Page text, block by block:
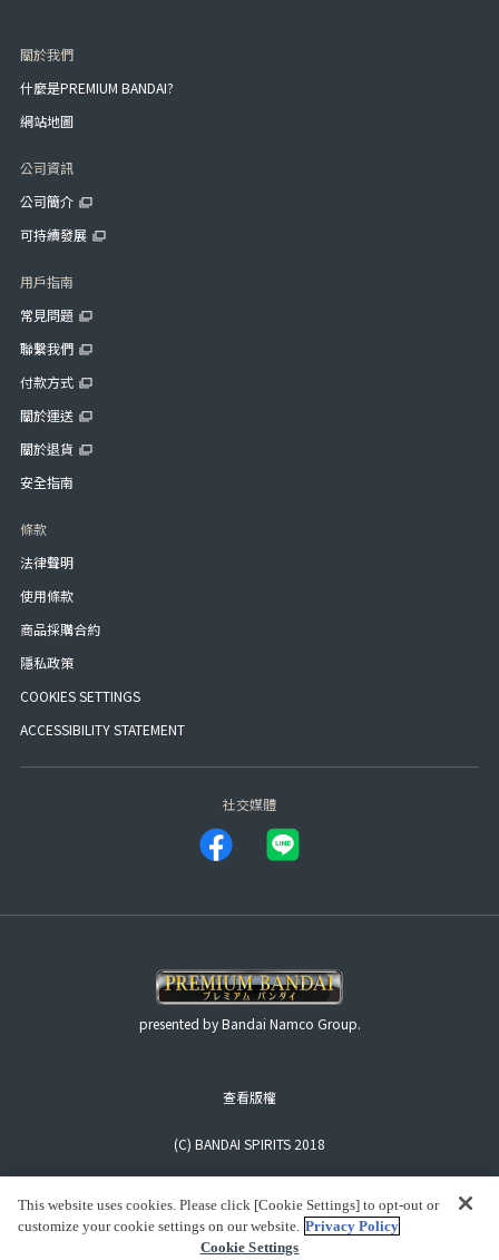
關於我們
什麼是PREMIUM BANDAI?
網站地圖
公司資訊
公司簡介
可持續發展
用戶指南
常見問題
聯繫我們
付款方式
關於運送
關於退貨
安全指南
條款
法律聲明
使用條款
商品採購合約
隱私政策
COOKIES SETTINGS
ACCESSIBILITY STATEMENT
社交媒體
presented by Bandai Namco Group.
查看版權
(C) BANDAI SPIRITS 2018
This website uses cookies. Please click [Cookie Settings] to opt-out or
customize your cookie settings on our website. Privacy Policy
Cookie Settings